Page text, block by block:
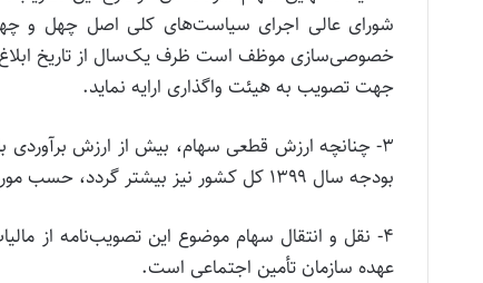
خصوصی‌سازی موظف است ظرف یک‌سال از تاریخ ابلاغ
جهت تصویب به هیئت واگذاری ارایه نماید.
بودجه سال ۱۳۹۹ کل کشور نیز بیشتر گردد، حسب مورد تعدیلات لازم رأساً توسط سازمان خصوصی‌سازی اعمال خواهد شد.
۴- نقل و انتقال سهام موضوع این تصویب‌نامه از
عهده سازمان تأمین اجتماعی است.